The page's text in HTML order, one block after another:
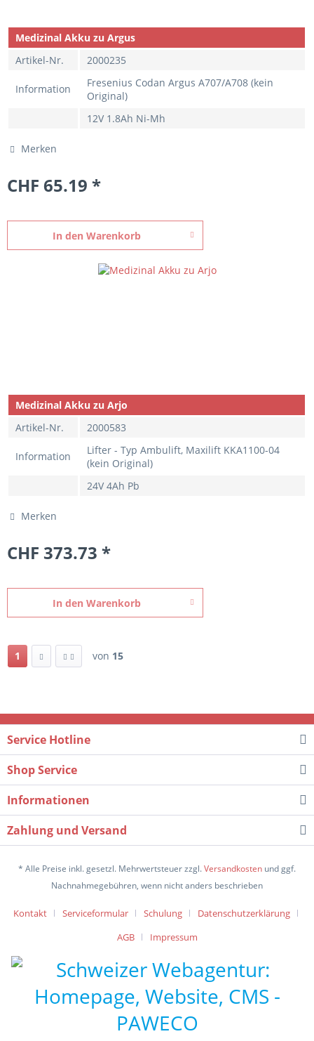
Medizinal Akku zu Argus
Artikel-Nr.
2000235
Information
Fresenius Codan Argus A707/A708 (kein
Original)
12V 1.8Ah Ni-Mh
Merken
CHF 65.19 *
In den Warenkorb
Medizinal Akku zu Arjo
Artikel-Nr.
2000583
Information
Lifter - Typ Ambulift, Maxilift KKA1100-04
(kein Original)
24V 4Ah Pb
Merken
CHF 373.73 *
In den Warenkorb
1 von 15
Service Hotline
Shop Service
Informationen
Zahlung und Versand
* Alle Preise inkl. gesetzl. Mehrwertsteuer zzgl.Versandkosten und ggf.
Nachnahmegebühren, wenn nicht anders beschrieben
Kontakt Serviceformular Schulung
Datenschutzerklärung
AGB
Impressum